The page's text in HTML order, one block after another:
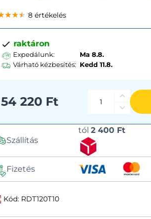
8 értékelés
raktáron
Expedálunk:
Ma 8.8.
Várható kézbesítés: Kedd 11.8.
54 220 Ft
Szállítás
tól2 400 Ft
Fizetés
Kód: RDT120T10